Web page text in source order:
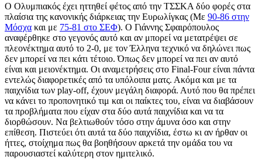
Ο Ολυμπιακός έχει ηττηθεί φέτος από την ΤΣΣΚΑ δύο φορές στα
πλαίσια της κανονικής διάρκειας την Ευρωλίγκας (Με 90-86 στην
Μόσχα και με 75-81 στο ΣΕΦ). Ο Γιάννης Σφαιρόπουλος
αναφέρθηκε στο γεγονός αυτό και αν μπορεί να μετατρέψει σε
πλεονέκτημα αυτό το 2-0, με τον Έλληνα τεχνικό να δηλώνει πως
δεν μπορεί να πει κάτι τέτοιο. Όπως δεν μπορεί να πει αν αυτό
είναι και μειονέκτημα. Οι αναμετρήσεις στο Final-Four είναι πάντα
εντελώς διαφορετικές από τα υπόλοιπα ματς. Ακόμα και με τα
παιχνίδια των play-off, έχουν μεγάλη διαφορά. Αυτό που θα πρέπει
να κάνει το προπονητικό τιμ και οι παίκτες του, είναι να διαβάσουν
τα προβλήματα που είχαν στα δύο αυτά παιχνίδια και να τα
διορθώσουν. Να βελτιωθούν τόσο στην άμυνα όσο και στην
επίθεση. Πιστεύει ότι αυτά τα δύο παιχνίδια, έστω κι αν ήρθαν οι
ήττες, στοίχημα πως θα βοηθήσουν αρκετά την ομάδα του να
παρουσιαστεί καλύτερη στον ημιτελικό.